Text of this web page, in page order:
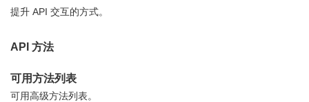
提升 API 交互的方式。
API 方法
可用方法列表
可用高级方法列表。